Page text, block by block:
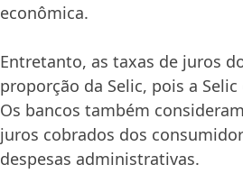
econômica.
Entretanto, as taxas de juros
proporção da Selic, pois a
Os bancos também
juros cobrados dos
despesas administrativas.